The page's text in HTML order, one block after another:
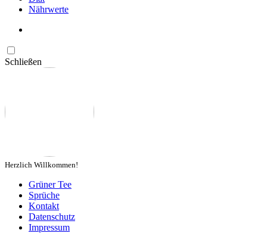
Nährwerte
Schließen
Herzlich Willkommen!
Grüner Tee
Sprüche
Kontakt
Datenschutz
Impressum